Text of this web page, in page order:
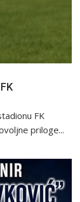
FK
priloge...